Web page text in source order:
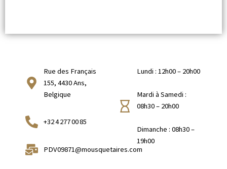
Rue des Français
155, 4430 Ans,
Belgique
+32 4 277 00 85
PDV09871@mousquetaires.com
Lundi : 12h00 – 20h00
Mardi à Samedi :
08h30 – 20h00
Dimanche : 08h30 –
19h00